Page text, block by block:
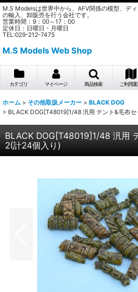
M.S Modelsは世界中から、AFV関係の模型、デ
の輸入、卸販売を行う会社です。
営業時間：9：00～17：00
定休日：日曜日・月曜日
TEL:029-212-7475
M.S Models Web Shop
カテゴリ マイページ 商品検索 ご利用
ホーム > その他取扱メーカー > BLACK DOG
> BLACK DOG[T48019]1/48 汎用 テント&毛布
BLACK DOG[T48019]1/48 汎用
2(計24個入り)